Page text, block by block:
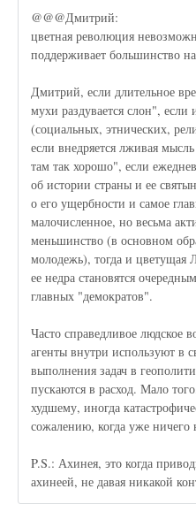
@@@Дмитрий:
цветная революция
поддерживает большинство
Дмитрий, если длительное
мухи раздувается слон", если
(социальных, этнических,
если внедряется лживая
там так хорошо", если
об истории страны и ее
о его ущербности и самое
малочисленное, но весьма
меньшинство (в основном
молодежь), тогда и цветущая
ее недра становятся
главных "демократов".
Часто справедливое
агенты внутри используют в
выполнения задач в
пускаются в расход. Мало
худшему, иногда
сожалению, когда уже ничего
P.S.: Ахинея, это когда
ахинеей, не давая никакой